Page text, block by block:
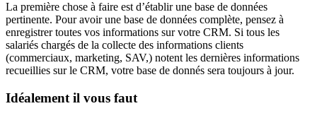
La première chose à faire est d’établir une base de données
pertinente. Pour avoir une base de données complète, pensez à
enregistrer toutes vos informations sur votre CRM. Si tous les
salariés chargés de la collecte des informations clients
(commerciaux, marketing, SAV,) notent les dernières informations
recueillies sur le CRM, votre base de donnés sera toujours à jour.
Idéalement il vous faut